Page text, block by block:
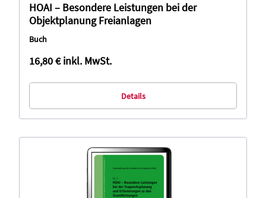
HOAI – Besondere Leistungen bei der
Objektplanung Freianlagen
Buch
16,80 €inkl. MwSt.
Details